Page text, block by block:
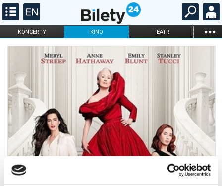
KONCERTY KINO TEATR ...
FILHARMONIA OPERA I BALET
DLA DZIECI
ONLINE KARNETY